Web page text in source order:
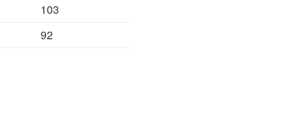
103
92